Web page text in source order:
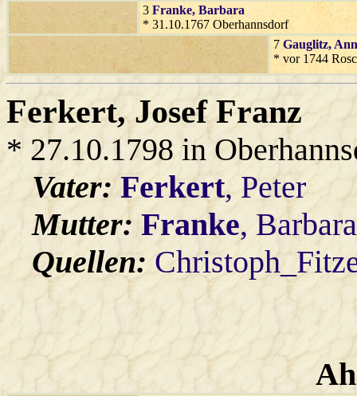
3 Franke, Barbara
* 31.10.1767 Oberhannsdorf
7 Gauglitz,
* vor 1744
Ferkert, Josef Franz
* 27.10.1798 in
Vater:Ferkert, Peter
Mutter:Franke,
Quellen: